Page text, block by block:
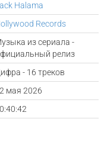
Halama
Records
из сериала -
релиз
- 16 треков
мая 2026